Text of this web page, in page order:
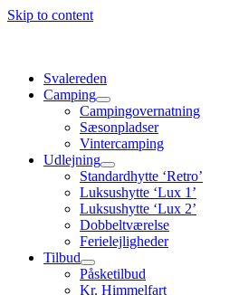
Skip to content
Svalereden
Camping
Campingovernatning
Sæsonpladser
Vintercamping
Udlejning
Standardhytte ‘Retro’
Luksushytte ‘Lux 1’
Luksushytte ‘Lux 2’
Dobbeltværelse
Ferielejligheder
Tilbud
Påsketilbud
Kr. Himmelfart